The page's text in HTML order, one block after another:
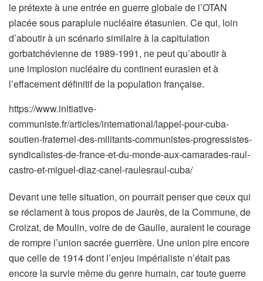
le prétexte à une entrée en guerre globale de l’OTAN
placée sous parapluie nucléaire étasunien. Ce qui, loin
d’aboutir à un scénario similaire à la capitulation
gorbatchévienne de 1989-1991, ne peut qu’aboutir à
une implosion nucléaire du continent eurasien et à
l’effacement définitif de la population française.
https://www.initiative-
communiste.fr/articles/international/lappel-pour-cuba-
soutien-fraternel-des-militants-communistes-progressistes-
syndicalistes-de-france-et-du-monde-aux-camarades-raul-
castro-et-miguel-diaz-canel-raulesraul-cuba/
Devant une telle situation, on pourrait penser que ceux qui
se réclament à tous propos de Jaurès, de la Commune, de
Croizat, de Moulin, voire de de Gaulle, auraient le courage
de rompre l’union sacrée guerrière. Une union pire encore
que celle de 1914 dont l’enjeu impérialiste n’était pas
encore la survie même du genre humain, car toute guerre